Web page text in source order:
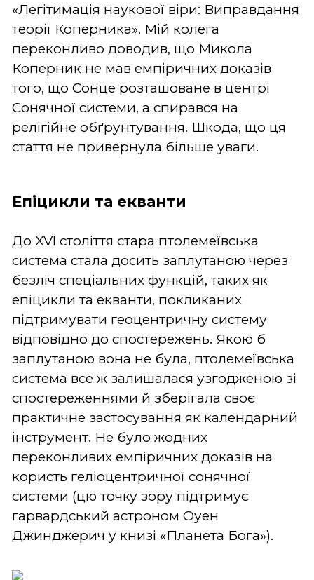
«Легітимація наукової віри: Виправдання
теорії Коперника». Мій колега
переконливо доводив, що Микола
Коперник не мав емпіричних доказів
того, що Сонце розташоване в центрі
Сонячної системи, а спирався на
релігійне обґрунтування. Шкода, що ця
стаття не привернула більше уваги.
Епіцикли та екванти
До XVI століття стара птолемеївська
система стала досить заплутаною через
безліч спеціальних функцій, таких як
епіцикли та екванти, покликаних
підтримувати геоцентричну систему
відповідно до спостережень. Якою б
заплутаною вона не була, птолемеївська
система все ж залишалася узгодженою зі
спостереженнями й зберігала своє
практичне застосування як календарний
інструмент. Не було жодних
переконливих емпіричних доказів на
користь геліоцентричної сонячної
системи (цю точку зору підтримує
гарвардський астроном Оуен
Джинджерич у книзі «Планета Бога»).